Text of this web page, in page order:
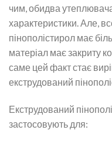
чим, обидва
характеристики. Але,
пінополістирол має
матеріал має закриту
саме цей факт стає
екструдований
Екструдований
застосовують для: